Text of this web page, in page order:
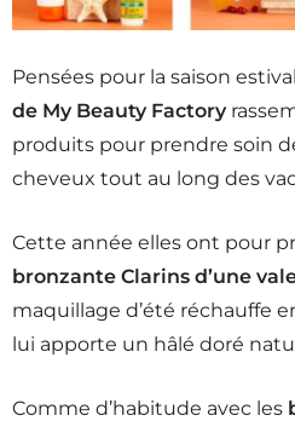
Pensées pour la saison
de My Beauty Factory
produits pour prendre soin
cheveux tout au long des
Cette année elles ont pour
bronzante Clarins d’une
maquillage d’été réchauffe
lui apporte un hâlé doré
Comme d’habitude avec les